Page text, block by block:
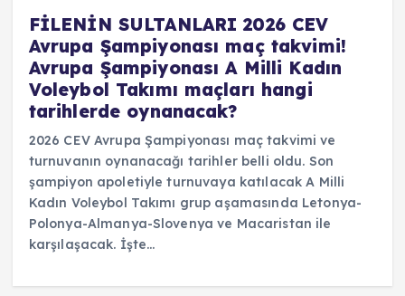
FİLENİN SULTANLARI 2026 CEV
Avrupa Şampiyonası maç takvimi!
Avrupa Şampiyonası A Milli Kadın
Voleybol Takımı maçları hangi
tarihlerde oynanacak?
2026 CEV Avrupa Şampiyonası maç takvimi ve
turnuvanın oynanacağı tarihler belli oldu. Son
şampiyon apoletiyle turnuvaya katılacak A Milli
Kadın Voleybol Takımı grup aşamasında Letonya-
Polonya-Almanya-Slovenya ve Macaristan ile
karşılaşacak. İşte…